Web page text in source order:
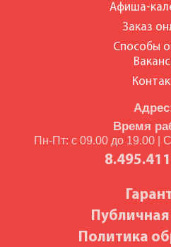
Время
Пн-Пт: с 09.00 до 19.00 |
Политика
Афиша-
Заказ
Способы